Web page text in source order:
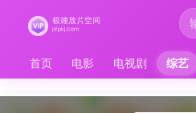
首页 电影 电视剧 综艺